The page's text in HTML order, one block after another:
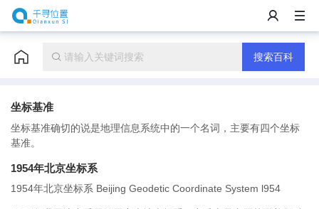
搜索百科
坐标基准
坐标基准确切的说是地理信息系统中的一个名词，主要有四个坐标
基准。
1954年北京坐标系
1954年北京坐标系 Beijing Geodetic Coordinate System l954